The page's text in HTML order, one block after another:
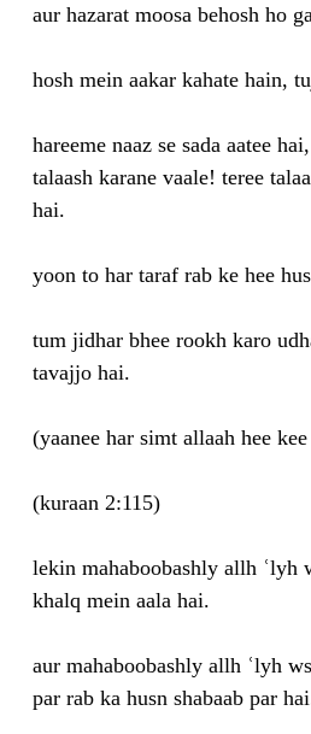
aur hazarat moosa behosh ho
hosh mein aakar kahate hain,
hareeme naaz se sada aatee
talaash karane vaale! teree
hai.
yoon to har taraf rab ke hee
tum jidhar bhee rookh karo
tavajjo hai.
(yaanee har simt allaah hee
(kuraan 2:115)
lekin mahaboobashly allh ʿlyh
khalq mein aala hai.
aur mahaboobashly allh ʿlyh
par rab ka husn shabaab par